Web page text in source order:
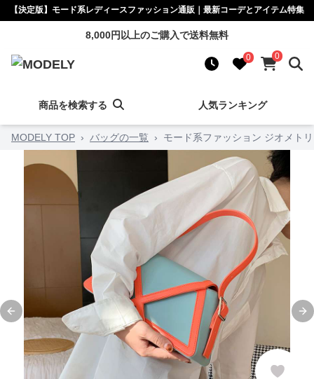
【決定版】モード系レディースファッション通販｜最新コーデとアイテム特集
8,000円以上のご購入で送料無料
0 0
商品を検索する 人気ランキング
MODELY TOP › バッグの一覧 › モード系ファッション ジオメト
Previous slide